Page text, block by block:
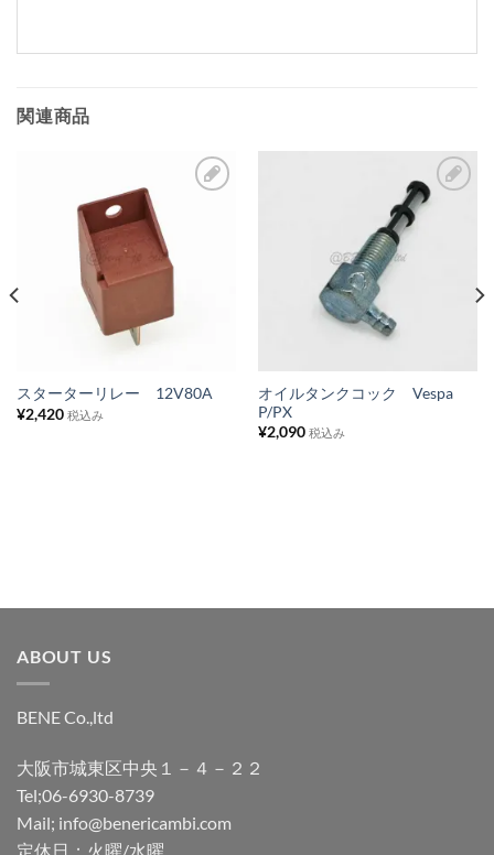
関連商品
ス
スターターリレー 12V80A
¥2,420 税込み
オイルタンクコック Vespa
P/PX
¥2,090 税込み
ABOUT US
BENE Co.,ltd
大阪市城東区中央１－４－２２
Tel;06-6930-8739
Mail; info@benericambi.com
定休日；火曜/水曜